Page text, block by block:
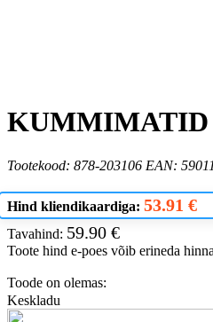
Tootekood: 878-203106 EAN:
Hind kliendikaardiga: 53.91 €
Tavahind: 59.90 €
Toote hind e-poes võib erineda
Toode on olemas:
Keskladu